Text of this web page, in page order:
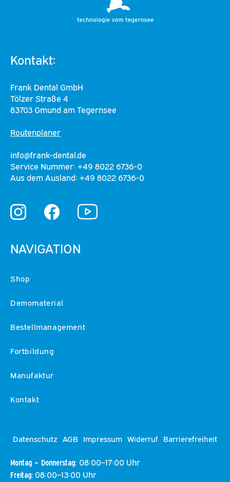
Kontakt:
Frank Dental GmbH
Tölzer Straße 4
83703 Gmund am Tegernsee
Routenplaner
info@frank-dental.de
Service Nummer: +49 8022 6736-0
Aus dem Ausland: +49 8022 6736-0
InstagramFacebook YouTube
NAVIGATION
Shop
Demomaterial
Bestellmanagement
Fortbildung
Manufaktur
Kontakt
Datenschutz AGB Impressum Widerruf Barrierefreiheit
Montag – Donnerstag: 08:00–17:00 Uhr
Freitag: 08:00–13:00 Uhr